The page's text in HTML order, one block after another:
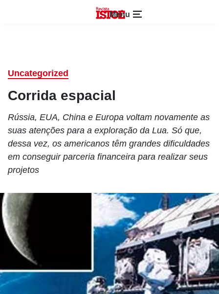
Menu
Uncategorized
Corrida espacial
Rússia, EUA, China e Europa voltam novamente as
suas atenções para a exploração da Lua. Só que,
dessa vez, os americanos têm grandes dificuldades
em conseguir parceria financeira para realizar seus
projetos